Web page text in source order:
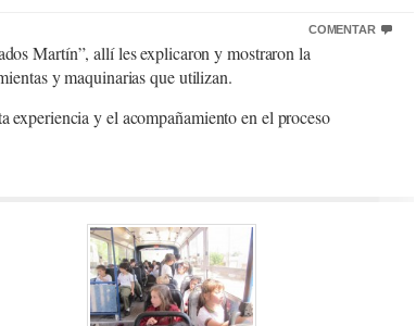
COMENTAR
Martín”, allí les explicaron y mostraron la
y maquinarias que utilizan.
experiencia y el acompañamiento en el proceso